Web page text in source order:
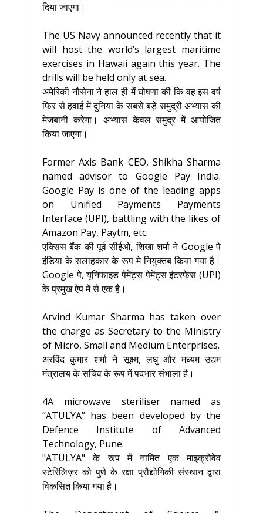
दिया जाएगा।
The US Navy announced recently that it
will host the world’s largest maritime
exercises in Hawaii again this year. The
drills will be held only at sea.
अमेरिकी नौसेना ने हाल ही में घोषणा की कि वह इस वर्ष
फिर से हवाई में दुनिया के सबसे बड़े समुद्री अभ्यास की
मेजबानी करेगा। अभ्यास केवल समुद्र में आयोजित
किया जाएगा।
Former Axis Bank CEO, Shikha Sharma
named advisor to Google Pay India.
Google Pay is one of the leading apps
on Unified Payments Payments
Interface (UPI), battling with the likes of
Amazon Pay, Paytm, etc.
एक्सिस बैंक की पूर्व सीईओ, शिखा शर्मा ने Google पे
इंडिया के सलाहकार के रूप मे नियुक्तब किया गया है।
Google पे, यूनिफाइड पेमेंट्स पेमेंट्स इंटरफेस (UPI)
के प्रमुख ऐप में से एक है।
Arvind Kumar Sharma has taken over
the charge as Secretary to the Ministry
of Micro, Small and Medium Enterprises.
अरविंद कुमार शर्मा ने सूक्ष्म, लघु और मध्यम उद्यम
मंत्रालय के सचिव के रूप में पदभार संभाला है।
4A microwave steriliser named as
“ATULYA” has been developed by the
Defence Institute of Advanced
Technology, Pune.
"ATULYA" के रूप में नामित एक माइक्रोवेव
स्टेरिलिज़र को पुणे के रक्षा प्रौद्योगिकी संस्थान द्वारा
विकसित किया गया है।